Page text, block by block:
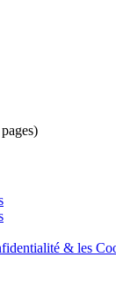
& les